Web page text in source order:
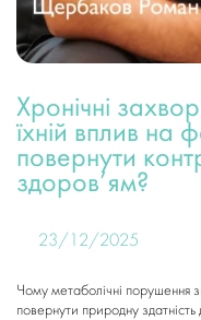
Хронічні
їхній вплив на
повернути
здоров’ям?
23/12/2025
Чому метаболічні порушення
повернути природну здатність